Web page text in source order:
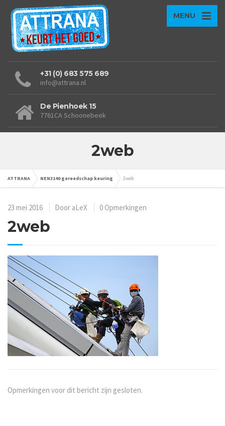
MENU
+31 (0) 683 575 689
info@attrana.nl
De Pienhoek 15
7761CA Schoonebeek
2web
ATTRANA NEN3140 gereedschap keuring 2web
23 mei 2016 Door aLeX 0 Opmerkingen
2web
Opmerkingen voor dit bericht zijn gesloten.